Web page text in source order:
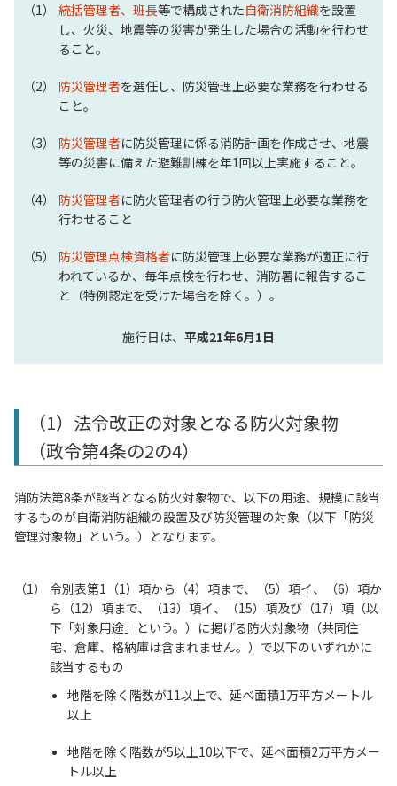
統括管理者、班長等で構成された自衛消防組織を設置
し、火災、地震等の災害が発生した場合の活動を行わせ
ること。
防災管理者を選任し、防災管理上必要な業務を行わせる
こと。
防災管理者に防災管理に係る消防計画を作成させ、地震
等の災害に備えた避難訓練を年1回以上実施すること。
防災管理者に防火管理者の行う防火管理上必要な業務を
行わせること
防災管理点検資格者に防災管理上必要な業務が適正に行
われているか、毎年点検を行わせ、消防署に報告するこ
と（特例認定を受けた場合を除く。）。
施行日は、 平成21年6月1日
（1）法令改正の対象となる防火対象物
（政令第4条の2の4）
消防法第8条が該当となる防火対象物で、以下の用途、規模に該当
するものが自衛消防組織の設置及び防災管理の対象（以下「防災
管理対象物」という。）となります。
令別表第1（1）項から（4）項まで、（5）項イ、（6）項か
ら（12）項まで、（13）項イ、（15）項及び（17）項（以
下「対象用途」という。）に掲げる防火対象物（共同住
宅、倉庫、格納庫は含まれません。）で以下のいずれかに
該当するもの
地階を除く階数が11以上で、延べ面積1万平方メートル
以上
地階を除く階数が5以上10以下で、延べ面積2万平方メー
トル以上